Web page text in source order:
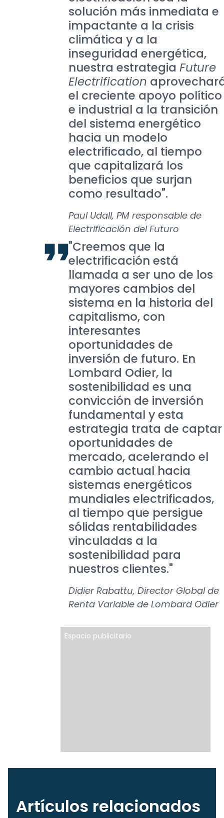
solución más inmediata e
impactante a la crisis
climática y a la
inseguridad energética,
nuestra estrategia Future
Electrification
el creciente apoyo político
e industrial a la transición
del sistema energético
hacia un modelo
electrificado, al tiempo
que capitalizará los
beneficios que surjan
como resultado".
Paul Udall, PM responsable de
Electrificación del Futuro
"Creemos que la
electrificación está
llamada a ser uno de los
mayores cambios del
sistema en la historia del
capitalismo, con
interesantes
oportunidades de
inversión de futuro. En
Lombard Odier, la
sostenibilidad es una
convicción de inversión
fundamental y esta
estrategia trata de captar
oportunidades de
mercado, acelerando el
cambio actual hacia
sistemas energéticos
mundiales electrificados,
al tiempo que persigue
sólidas rentabilidades
vinculadas a la
sostenibilidad para
nuestros clientes."
Didier Rabattu, Director Global de
Renta Variable de Lombard Odier
Espacio publicitario
Artículos relacionados